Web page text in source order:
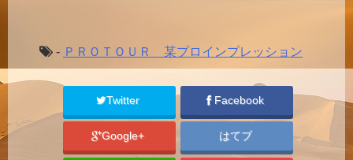
- ＰＲＯＴＯＵＲ 某プロインプレッション
Twitter Facebook
Google+ はてブ